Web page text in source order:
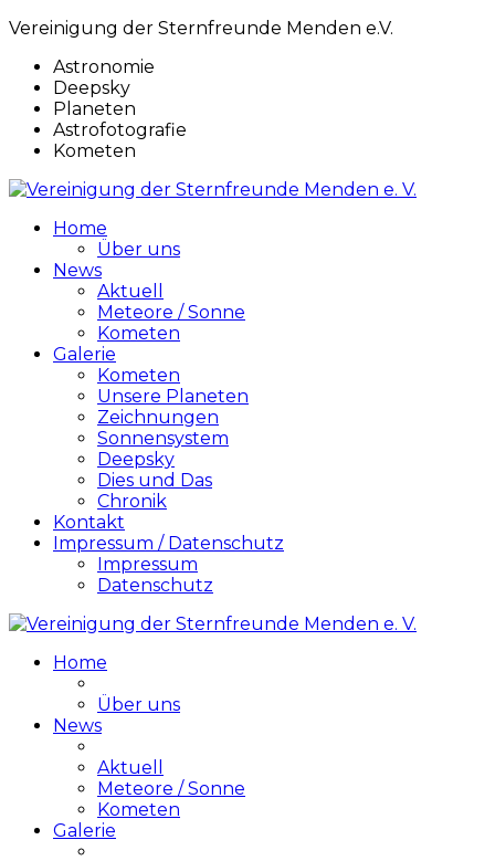
Vereinigung der Sternfreunde Menden e.V.
Astronomie
Deepsky
Planeten
Astrofotografie
Kometen
Home
Über uns
News
Aktuell
Meteore / Sonne
Kometen
Galerie
Kometen
Unsere Planeten
Zeichnungen
Sonnensystem
Deepsky
Dies und Das
Chronik
Kontakt
Impressum / Datenschutz
Impressum
Datenschutz
Home
Über uns
News
Aktuell
Meteore / Sonne
Kometen
Galerie